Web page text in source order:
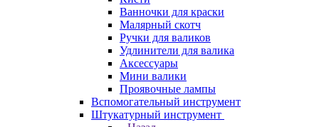
Ванночки для краски
Малярный скотч
Ручки для валиков
Удлинители для валика
Аксессуары
Мини валики
Проявочные лампы
Вспомогательный инструмент
Штукатурный инструмент